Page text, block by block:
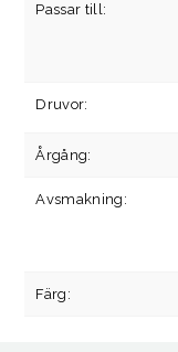
Passar till:
Druvor:
Årgång:
Avsmakning:
Färg: